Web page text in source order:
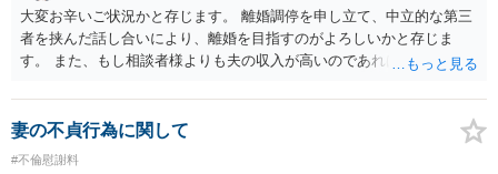
に関する主張を活用できる余地はあろうかと存じます。 今後の方針に
も関わってきますので、弁護士への個別相談をお勧めいたします。
大変お辛いご状況かと存じます。 離婚調停を申し立て、中立的な第三
者を挟んだ話し合いにより、離婚を目指すのがよろしいかと存じま
す。 また、もし相談者様よりも夫の収入が高いのであれば、別居中の
い。 ただ、夫の性格や、相談者様のご要望、具体的なご事情等によ
り、方針が変わってきますので、弁護士への個別相談を強くお勧めい
妻の不貞行為に関して
#不倫慰謝料